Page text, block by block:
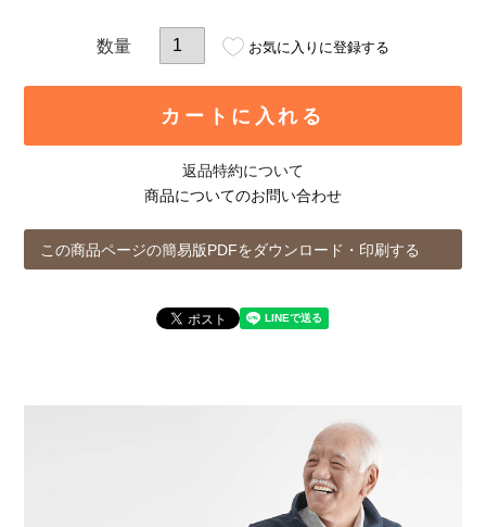
お気に入りに登録する
カートに入れる
返品特約について
商品についてのお問い合わせ
この商品ページの簡易版PDFをダウンロード・印刷する